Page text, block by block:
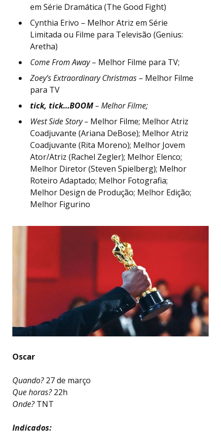
em Série Dramática (The Good Fight)
Cynthia Erivo – Melhor Atriz em Série
Limitada ou Filme para Televisão (Genius:
Aretha)
Come From Away– Melhor Filme para TV;
Zoey’s Extraordinary Christmas – Melhor Filme
para TV
tick, tick…BOOM– Melhor Filme;
West Side Story – Melhor Filme; Melhor Atriz
Coadjuvante (Ariana DeBose); Melhor Atriz
Coadjuvante (Rita Moreno); Melhor Jovem
Ator/Atriz (Rachel Zegler); Melhor Elenco;
Melhor Diretor (Steven Spielberg); Melhor
Roteiro Adaptado; Melhor Fotografia;
Melhor Design de Produção; Melhor Edição;
Melhor Figurino
Oscar
Quando?27 de março
Que horas?22h
Onde?TNT
Indicados: